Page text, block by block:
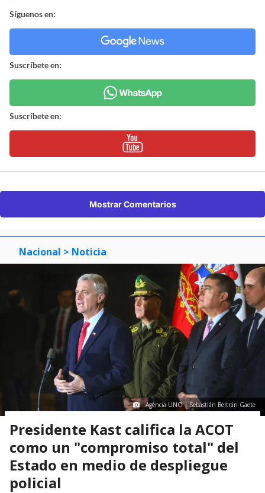
Síguenos en:
Suscríbete en:
Suscríbete en:
Mostrar Comentarios
Nacional > Noticia
Agencia UNO | Sebastián Beltrán Gaete
Presidente Kast califica la ACOT
como un "compromiso total" del
Estado en medio de despliegue
policial